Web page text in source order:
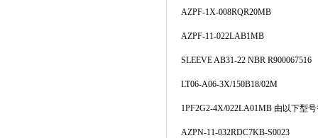
AZPF-1X-008RQR20MB
AZPF-11-022LAB1MB
SLEEVE AB31-22 NBR R900067516
LT06-A06-3X/150B18/02M
1PF2G2-4X/022LA01MB 由以下型
AZPN-11-032RDC7KB-S0023